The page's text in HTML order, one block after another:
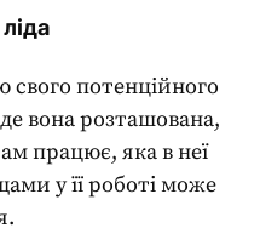
свого потенційного
вона розташована,
працює, яка в неї
у її роботі може